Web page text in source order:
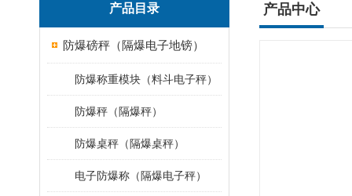
产品目录
防爆磅秤（隔爆电子地镑）
防爆称重模块（料斗电子秤）
防爆秤（隔爆秤）
防爆桌秤（隔爆桌秤）
电子防爆称（隔爆电子秤）
产品中心